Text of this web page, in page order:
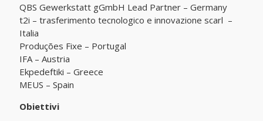
QBS Gewerkstatt gGmbH Lead Partner – Germany
t2i – trasferimento tecnologico e innovazione scarl –
Italia
Produções Fixe – Portugal
IFA – Austria
Ekpedeftiki – Greece
MEUS – Spain
Obiettivi